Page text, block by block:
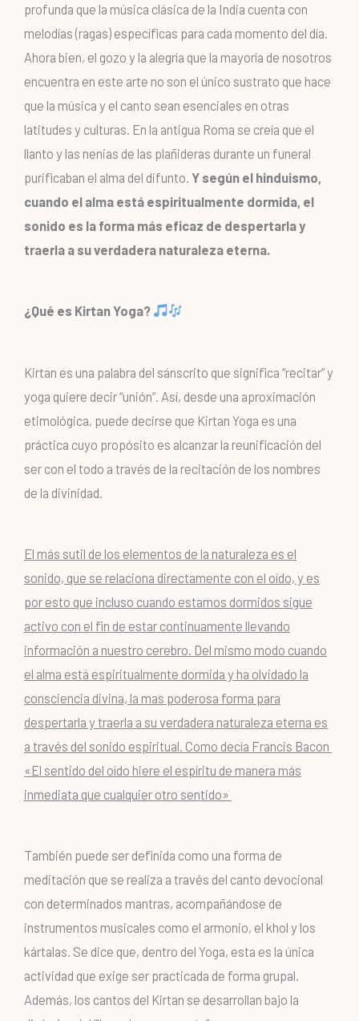
profunda que la música clásica de la India cuenta con
melodías (ragas) específicas para cada momento del día.
Ahora bien, el gozo y la alegría que la mayoría de nosotros
encuentra en este arte no son el único sustrato que hace
que la música y el canto sean esenciales en otras
latitudes y culturas. En la antigua Roma se creía que el
llanto y las nenias de las plañideras durante un funeral
purificaban el alma del difunto. Y según el hinduismo,
cuando el alma está espiritualmente dormida, el
sonido es la forma más eficaz de despertarla y
traerla a su verdadera naturaleza eterna.
¿Qué es Kirtan Yoga?
Kirtan es una palabra del sánscrito que significa “recitar” y
yoga quiere decir “unión”. Así, desde una aproximación
etimológica, puede decirse que Kirtan Yoga es una
práctica cuyo propósito es alcanzar la reunificación del
ser con el todo a través de la recitación de los nombres
de la divinidad.
El más sutil de los elementos de la naturaleza es el
sonido, que se relaciona directamente con el oído, y es
por esto que incluso cuando estamos dormidos sigue
activo con el fin de estar continuamente llevando
información a nuestro cerebro. Del mismo modo cuando
el alma está espiritualmente dormida y ha olvidado la
consciencia divina, la mas poderosa forma para
despertarla y traerla a su verdadera naturaleza eterna es
a través del sonido espiritual. Como decía Francis Bacon
«El sentido del oído hiere el espíritu de manera más
inmediata que cualquier otro sentido»
También puede ser definida como una forma de
meditación que se realiza a través del canto devocional
con determinados mantras, acompañándose de
instrumentos musicales como el armonio, el khol y los
kártalas. Se dice que, dentro del Yoga, esta es la única
actividad que exige ser practicada de forma grupal.
Además, los cantos del Kirtan se desarrollan bajo la